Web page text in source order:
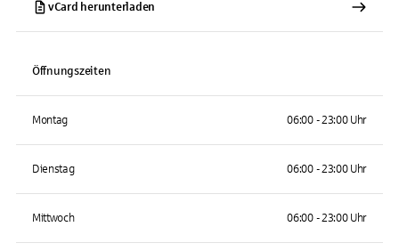
vCard herunterladen
Öffnungszeiten
Montag 06:00 - 23:00 Uhr
Dienstag 06:00 - 23:00 Uhr
Mittwoch 06:00 - 23:00 Uhr